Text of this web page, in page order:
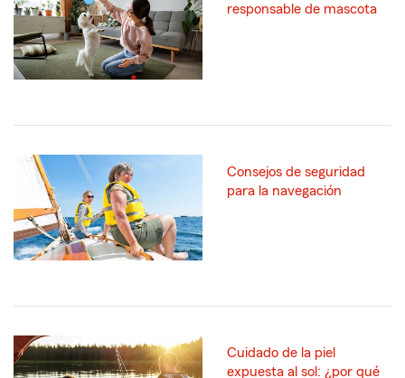
responsable de mascota
Consejos de seguridad
para la navegación
Cuidado de la piel
expuesta al sol: ¿por qué